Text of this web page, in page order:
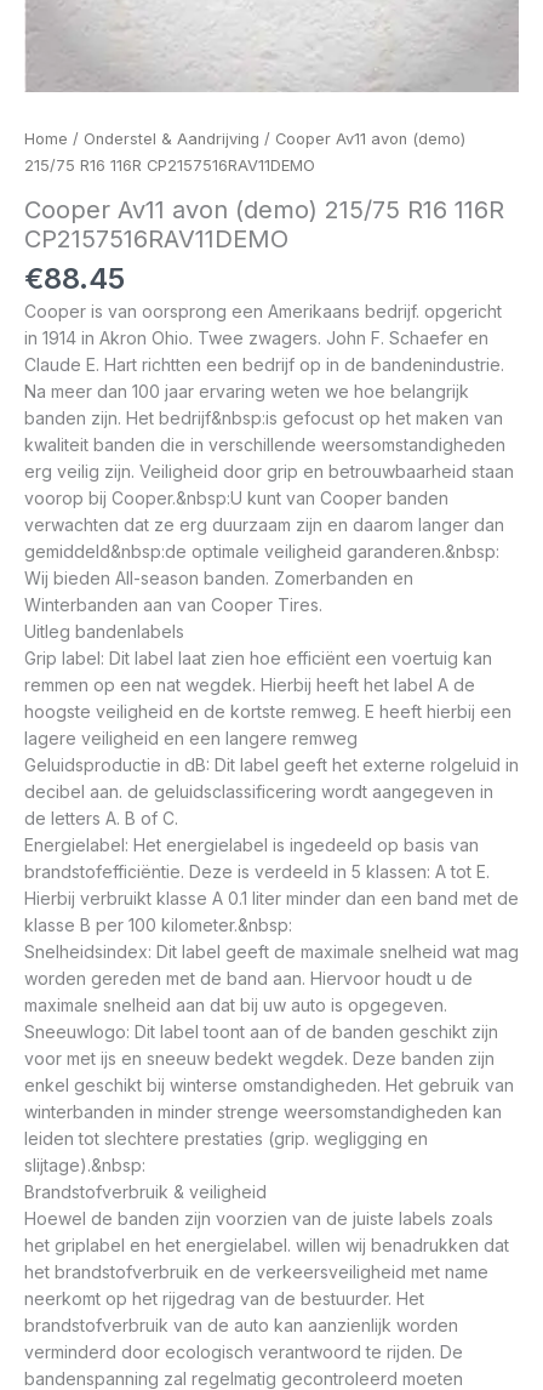
Home / Onderstel & Aandrijving / Cooper Av11 avon (demo)
215/75 R16 116R CP2157516RAV11DEMO
Cooper Av11 avon (demo) 215/75 R16 116R
CP2157516RAV11DEMO
€88.45
Cooper is van oorsprong een Amerikaans bedrijf. opgericht
in 1914 in Akron Ohio. Twee zwagers. John F. Schaefer en
Claude E. Hart richtten een bedrijf op in de bandenindustrie.
Na meer dan 100 jaar ervaring weten we hoe belangrijk
banden zijn. Het bedrijf&nbsp:is gefocust op het maken van
kwaliteit banden die in verschillende weersomstandigheden
erg veilig zijn. Veiligheid door grip en betrouwbaarheid staan
voorop bij Cooper.&nbsp:U kunt van Cooper banden
verwachten dat ze erg duurzaam zijn en daarom langer dan
gemiddeld&nbsp:de optimale veiligheid garanderen.&nbsp:
Wij bieden All-season banden. Zomerbanden en
Winterbanden aan van Cooper Tires.
Uitleg bandenlabels
Grip label: Dit label laat zien hoe efficiënt een voertuig kan
remmen op een nat wegdek. Hierbij heeft het label A de
hoogste veiligheid en de kortste remweg. E heeft hierbij een
lagere veiligheid en een langere remweg
Geluidsproductie in dB: Dit label geeft het externe rolgeluid in
decibel aan. de geluidsclassificering wordt aangegeven in
de letters A. B of C.
Energielabel: Het energielabel is ingedeeld op basis van
brandstofefficiëntie. Deze is verdeeld in 5 klassen: A tot E.
Hierbij verbruikt klasse A 0.1 liter minder dan een band met de
klasse B per 100 kilometer.&nbsp:
Snelheidsindex: Dit label geeft de maximale snelheid wat mag
worden gereden met de band aan. Hiervoor houdt u de
maximale snelheid aan dat bij uw auto is opgegeven.
Sneeuwlogo: Dit label toont aan of de banden geschikt zijn
voor met ijs en sneeuw bedekt wegdek. Deze banden zijn
enkel geschikt bij winterse omstandigheden. Het gebruik van
winterbanden in minder strenge weersomstandigheden kan
leiden tot slechtere prestaties (grip. wegligging en
slijtage).&nbsp:
Brandstofverbruik & veiligheid
Hoewel de banden zijn voorzien van de juiste labels zoals
het griplabel en het energielabel. willen wij benadrukken dat
het brandstofverbruik en de verkeersveiligheid met name
neerkomt op het rijgedrag van de bestuurder. Het
brandstofverbruik van de auto kan aanzienlijk worden
verminderd door ecologisch verantwoord te rijden. De
bandenspanning zal regelmatig gecontroleerd moeten